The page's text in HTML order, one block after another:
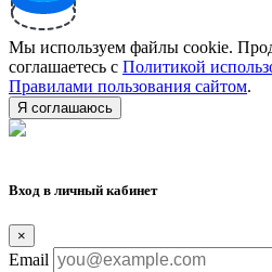
Мы используем файлы cookie.
соглашаетесь с Политикой
Правилами пользования сайтом.
Я соглашаюсь
Вход в личный кабинет
×
Email